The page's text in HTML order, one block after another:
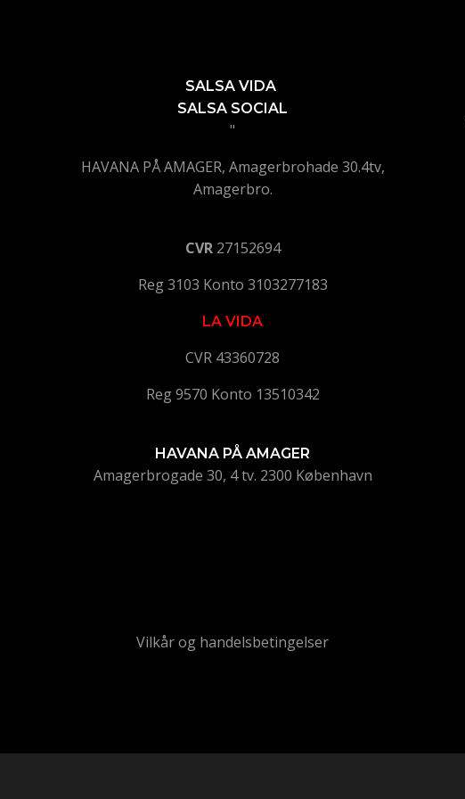
SALSA VIDA
SALSA SOCIAL
"
HAVANA PÅ AMAGER, Amagerbrohade 30.4tv,
Amagerbro.
CVR 27152694
Reg 3103 Konto 3103277183
LA VIDA
CVR 43360728
Reg 9570 Konto 13510342
HAVANA PÅ AMAGER
Amagerbrogade 30, 4 tv. 2300 København
Vilkår og handelsbetingelser